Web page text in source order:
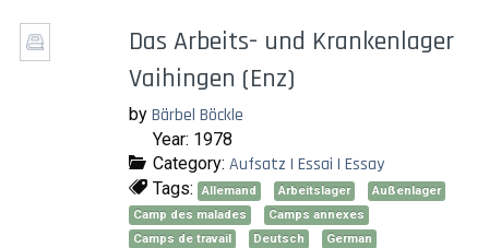
Das Arbeits- und Krankenlager
Vaihingen (Enz)
by Bärbel Böckle
Year: 1978
Category: Aufsatz | Essai | Essay
Tags: Allemand Arbeitslager
Außenlager
Camp des malades
Camps annexes
Camps de travail
Deutsch
German